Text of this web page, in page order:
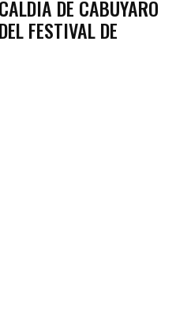
DE CABUYARO
FESTIVAL DE